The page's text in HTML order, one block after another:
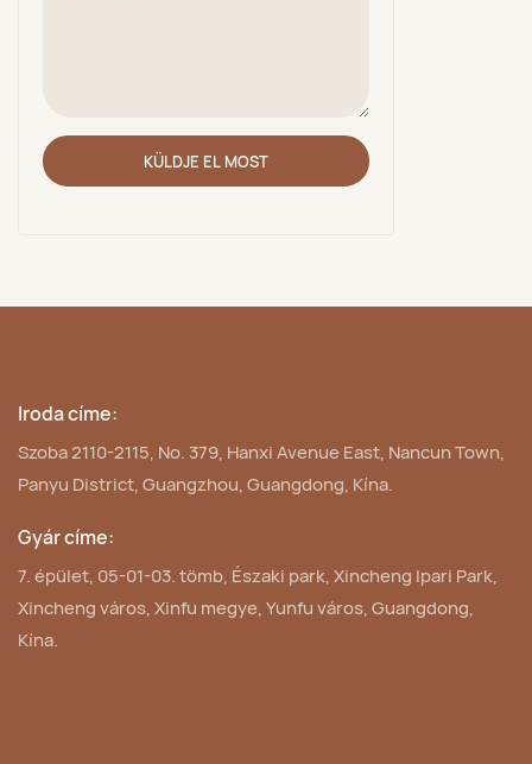
KÜLDJE EL MOST
Iroda címe:
Szoba 2110-2115, No. 379, Hanxi Avenue East, Nancun Town,
Panyu District, Guangzhou, Guangdong, Kína.
Gyár címe:
7. épület, 05-01-03. tömb, Északi park, Xincheng Ipari Park,
Xincheng város, Xinfu megye, Yunfu város, Guangdong,
Kína.